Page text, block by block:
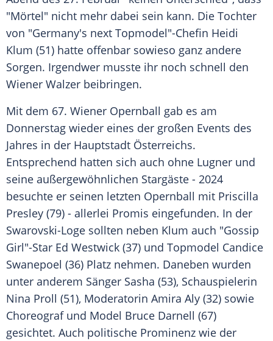
"Mörtel" nicht mehr dabei sein kann. Die Tochter
von "Germany's next Topmodel"-Chefin Heidi
Klum (51) hatte offenbar sowieso ganz andere
Sorgen. Irgendwer musste ihr noch schnell den
Wiener Walzer beibringen.
Mit dem 67. Wiener Opernball gab es am
Donnerstag wieder eines der großen Events des
Jahres in der Hauptstadt Österreichs.
Entsprechend hatten sich auch ohne Lugner und
seine außergewöhnlichen Stargäste - 2024
besuchte er seinen letzten Opernball mit Priscilla
Presley (79) - allerlei Promis eingefunden. In der
Swarovski-Loge sollten neben Klum auch "Gossip
Girl"-Star Ed Westwick (37) und Topmodel Candice
Swanepoel (36) Platz nehmen. Daneben wurden
unter anderem Sänger Sasha (53), Schauspielerin
Nina Proll (51), Moderatorin Amira Aly (32) sowie
Choreograf und Model Bruce Darnell (67)
gesichtet. Auch politische Prominenz wie der